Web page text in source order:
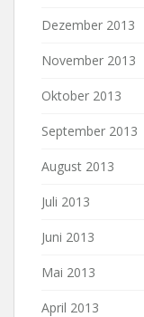
Dezember 2013
November 2013
Oktober 2013
September 2013
August 2013
Juli 2013
Juni 2013
Mai 2013
April 2013